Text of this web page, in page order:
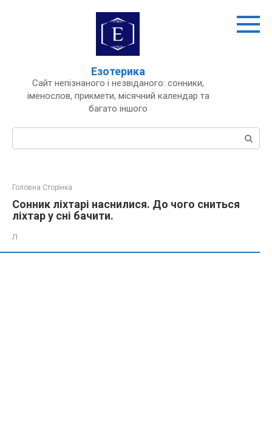
Езотерика
Сайт непізнаного і незвіданого: сонники,
іменослов, прикмети, місячний календар та
багато іншого
Пошук:
Головна Сторінка
Сонник ліхтарі наснилися. До чого сниться
ліхтар у сні бачити.
Л